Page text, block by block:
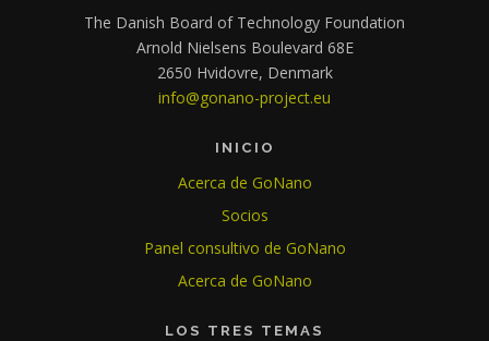
The Danish Board of Technology Foundation
Arnold Nielsens Boulevard 68E
2650 Hvidovre, Denmark
info@gonano-project.eu
INICIO
Acerca de GoNano
Socios
Panel consultivo de GoNano
Acerca de GoNano
LOS TRES TEMAS